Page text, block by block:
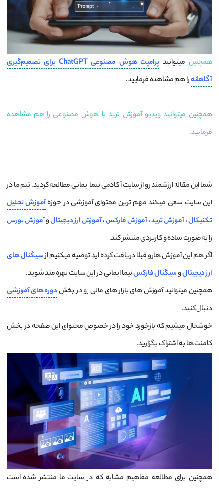
همچنین میتوانید
پرامپت هوش مصنوعی ChatGPT برای تصمیم‌گیری
آگاهانهرا هم مشاهده فرمایید.
همچنین میتوانید ویدیو آموزش ترید با هوش مصنوعی را هم مشاهده
فرمایید.
شما این مقاله ارزشمند رو از سایت آکادمی نیما ایمانی مطالعه کردید. تیم ما در
این سایت سعی میکند مهم ترین محتوای آموزشی در حوزهآموزش تحلیل
تکنیکال،آموزش ترید،آموزش فارکس،آموزش ارز دیجیتالوآموزش بورس
را به صورت ساده و کاربردی منتشر کند.
اگر هم این آموزش هارو قبلا دریافت کرده اید توصیه میکنیم ازسیگنال های
ارز دیجیتالوسیگنال فارکسنیما ایمانی در این سایت بهره مند شوید.
همچنین میتوانید آموزش های بازار های مالی رو در بخشدوره های آموزشی
دنبال کنید.
خوشحال میشیم که بازخورد خود را در خصوص محتوای این صفحه در بخش
کامنت ها به اشتراک بگزارید.
همچنین برای مطالعه مفاهیم مشابه که در سایت ما منتشر شده است